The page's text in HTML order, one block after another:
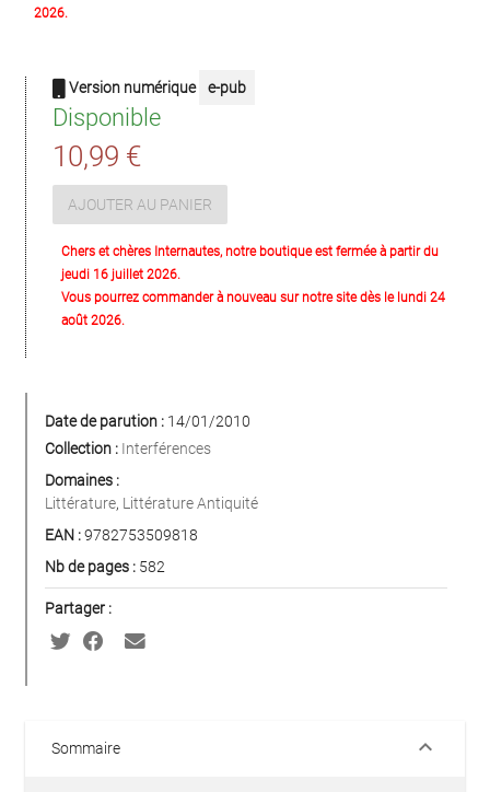
2026.
Version numérique e-pub
Disponible
10,99 €
AJOUTER AU PANIER
Chers et chères Internautes, notre boutique est fermée à partir du
jeudi 16 juillet 2026.
Vous pourrez commander à nouveau sur notre site dès le lundi 24
août 2026.
Date de parution : 14/01/2010
Collection : Interférences
Domaines :
Littérature, Littérature Antiquité
EAN :9782753509818
Nb de pages : 582
Partager :
Sommaire keyboard_arrow_down